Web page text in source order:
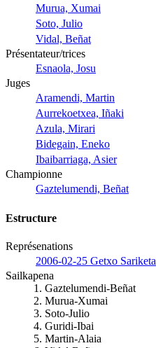
Murua, Xumai
Soto, Julio
Vidal, Beñat
Présentateur/trices
Esnaola, Josu
Juges
Aramendi, Martin
Aurrekoetxea, Iñaki
Azula, Mirari
Bidegain, Eneko
Ibaibarriaga, Asier
Championne
Gaztelumendi, Beñat
Estructure
Représenations
2006-02-25 Getxo Sariketa
Sailkapena
1. Gaztelumendi-Beñat
2. Murua-Xumai
3. Soto-Julio
4. Guridi-Ibai
5. Martin-Alaia